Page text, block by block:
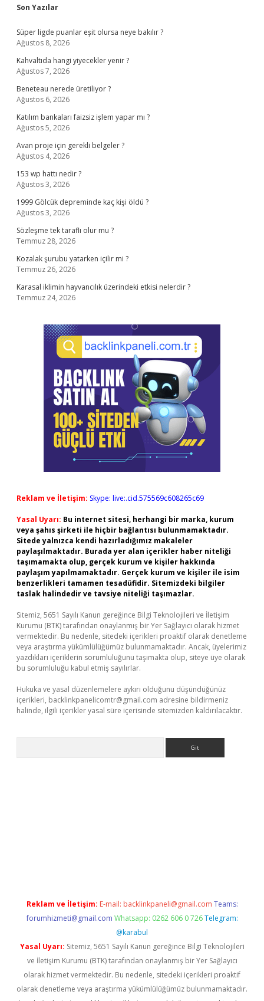
Sidebar
Son Yazılar
Süper ligde puanlar eşit olursa neye bakılır ?
Ağustos 8, 2026
Kahvaltıda hangi yiyecekler yenir ?
Ağustos 7, 2026
Beneteau nerede üretiliyor ?
Ağustos 6, 2026
Katılım bankaları faizsiz işlem yapar mı ?
Ağustos 5, 2026
Avan proje için gerekli belgeler ?
Ağustos 4, 2026
153 wp hattı nedir ?
Ağustos 3, 2026
1999 Gölcük depreminde kaç kişi öldü ?
Ağustos 3, 2026
Sözleşme tek taraflı olur mu ?
Temmuz 28, 2026
Kozalak şurubu yatarken içilir mi ?
Temmuz 26, 2026
Karasal iklimin hayvancılık üzerindeki etkisi nelerdir ?
Temmuz 24, 2026
Reklam ve İletişim: Skype: live:.cid.575569c608265c69
Yasal Uyarı: Bu internet sitesi, herhangi bir marka, kurum
veya şahıs şirketi ile hiçbir bağlantısı bulunmamaktadır.
Sitede yalnızca kendi hazırladığımız makaleler
paylaşılmaktadır. Burada yer alan içerikler haber niteliği
taşımamakta olup, gerçek kurum ve kişiler hakkında
paylaşım yapılmamaktadır. Gerçek kurum ve kişiler ile isim
benzerlikleri tamamen tesadüfidir. Sitemizdeki bilgiler
taslak halindedir ve tavsiye niteliği taşımazlar.
Sitemiz, 5651 Sayılı Kanun gereğince Bilgi Teknolojileri ve İletişim
Kurumu (BTK) tarafından onaylanmış bir Yer Sağlayıcı olarak hizmet
vermektedir. Bu nedenle, sitedeki içerikleri proaktif olarak denetleme
veya araştırma yükümlülüğümüz bulunmamaktadır. Ancak, üyelerimiz
yazdıkları içeriklerin sorumluluğunu taşımakta olup, siteye üye olarak
bu sorumluluğu kabul etmiş sayılırlar.
Hukuka ve yasal düzenlemelere aykırı olduğunu düşündüğünüz
içerikleri, backlinkpanelicomtr@gmail.com adresine bildirmeniz
halinde, ilgili içerikler yasal süre içerisinde sitemizden kaldırılacaktır.
Reklam ve İletişim: E-mail: backlinkpaneli@gmail.com Teams:
forumhizmeti@gmail.com Whatsapp: 0262 606 0 726 Telegram:
@karabul
Yasal Uyarı: Sitemiz, 5651 Sayılı Kanun gereğince Bilgi Teknolojileri
ve İletişim Kurumu (BTK) tarafından onaylanmış bir Yer Sağlayıcı
olarak hizmet vermektedir. Bu nedenle, sitedeki içerikleri proaktif
olarak denetleme veya araştırma yükümlülüğümüz bulunmamaktadır.